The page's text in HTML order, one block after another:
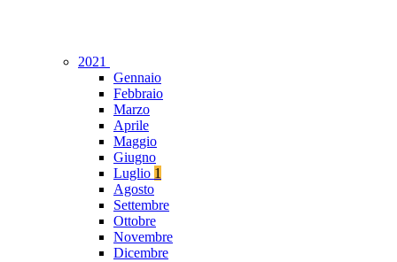
2021
Gennaio
Febbraio
Marzo
Aprile
Maggio
Giugno
Luglio 1
Agosto
Settembre
Ottobre
Novembre
Dicembre